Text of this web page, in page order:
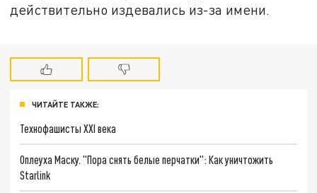
действительно издевались из-за имени.
ЧИТАЙТЕ ТАКЖЕ:
Технофашисты XXI века
Оплеуха Маску. "Пора снять белые перчатки": Как уничтожить
Starlink